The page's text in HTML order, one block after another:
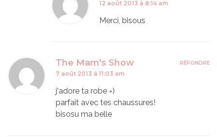
12 août 2013 à 8:14 am
Merci, bisous
The Mam's Show
7 août 2013 à 11:03 am
j'adore ta robe =)
parfait avec tes chaussures!
bisosu ma belle
RÉPONDRE